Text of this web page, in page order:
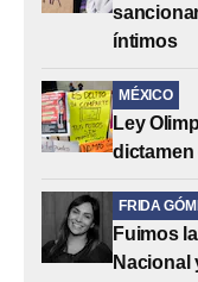
íntimos
MÉXICO
Ley
dictamen
FRIDA
Fuimos
Nacional